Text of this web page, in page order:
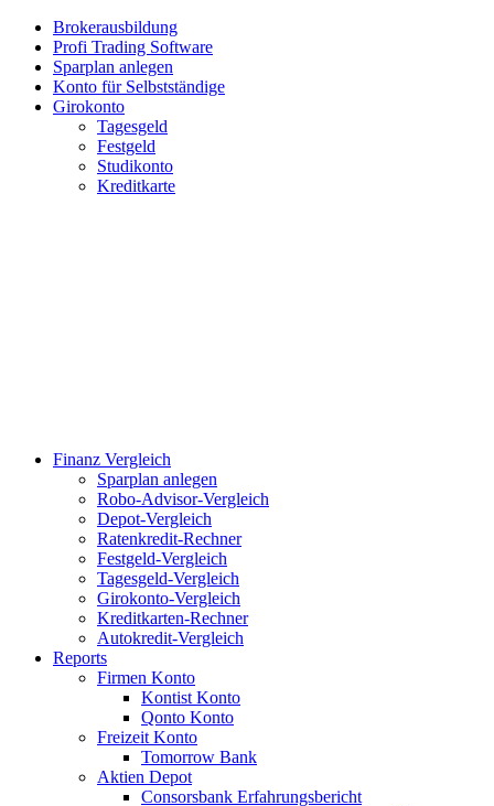
Brokerausbildung
Profi Trading Software
Sparplan anlegen
Konto für Selbstständige
Girokonto
Tagesgeld
Festgeld
Studikonto
Kreditkarte
Finanz Vergleich
Sparplan anlegen
Robo-Advisor-Vergleich
Depot-Vergleich
Ratenkredit-Rechner
Festgeld-Vergleich
Tagesgeld-Vergleich
Girokonto-Vergleich
Kreditkarten-Rechner
Autokredit-Vergleich
Reports
Firmen Konto
Kontist Konto
Qonto Konto
Freizeit Konto
Tomorrow Bank
Aktien Depot
Consorsbank Erfahrungsbericht